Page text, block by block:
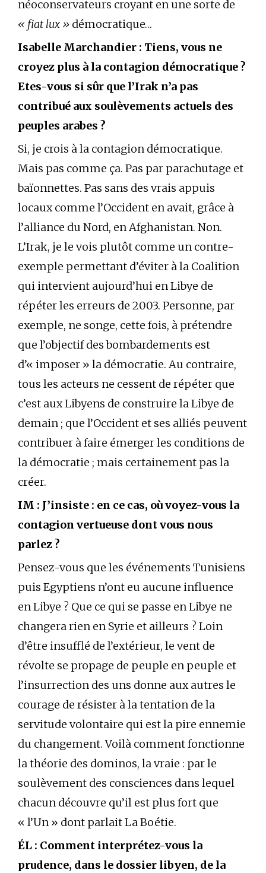
néoconservateurs croyant en une sorte de
« fiat lux » démocratique…
Isabelle Marchandier : Tiens, vous ne
croyez plus à la contagion démocratique ?
Etes-vous si sûr que l’Irak n’a pas
contribué aux soulèvements actuels des
peuples arabes ?
Si, je crois à la contagion démocratique.
Mais pas comme ça. Pas par parachutage et
baïonnettes. Pas sans des vrais appuis
locaux comme l’Occident en avait, grâce à
l’alliance du Nord, en Afghanistan. Non.
L’Irak, je le vois plutôt comme un contre-
exemple permettant d’éviter à la Coalition
qui intervient aujourd’hui en Libye de
répéter les erreurs de 2003. Personne, par
exemple, ne songe, cette fois, à prétendre
que l’objectif des bombardements est
d’« imposer » la démocratie. Au contraire,
tous les acteurs ne cessent de répéter que
c’est aux Libyens de construire la Libye de
demain ; que l’Occident et ses alliés peuvent
contribuer à faire émerger les conditions de
la démocratie ; mais certainement pas la
créer.
IM : J’insiste : en ce cas, où voyez-vous la
contagion vertueuse dont vous nous
parlez ?
Pensez-vous que les événements Tunisiens
puis Egyptiens n’ont eu aucune influence
en Libye ? Que ce qui se passe en Libye ne
changera rien en Syrie et ailleurs ? Loin
d’être insufflé de l’extérieur, le vent de
révolte se propage de peuple en peuple et
l’insurrection des uns donne aux autres le
courage de résister à la tentation de la
servitude volontaire qui est la pire ennemie
du changement. Voilà comment fonctionne
la théorie des dominos, la vraie : par le
soulèvement des consciences dans lequel
chacun découvre qu’il est plus fort que
« l’Un » dont parlait La Boétie.
ÉL : Comment interprétez-vous la
prudence, dans le dossier libyen, de la